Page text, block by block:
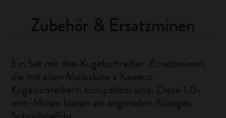
Zubehör & Ersatzminen
Ein Set mit drei Kugelschreiber-Ersatzminen,
die mit allen Moleskine x Kaweco
Kugelschreibern kompatibel sind. Diese 1,0-
mm-Minen bieten ein angenehm flüssiges